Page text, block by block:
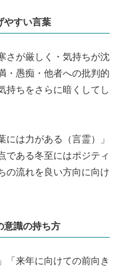
やすい言葉
さが厳しく・気持ちが沈
・愚痴・他者への批判的
持ちをさらに暗くしてし
は力がある（言霊）」
である冬至にはポジティ
の流れを良い方向に向け
意識の持ち方
「来年に向けての前向き